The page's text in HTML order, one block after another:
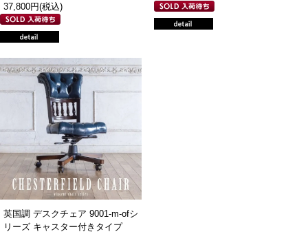
37,800円(税込)
英国調 デスクチェア 9001-m-ofシ
リーズ キャスター付きタイプ